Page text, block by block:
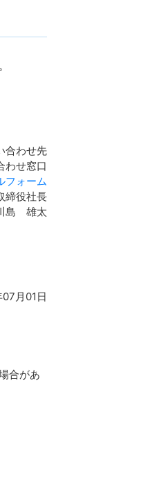
合わせ先
わせ窓口
フォーム
締役社長
島 雄太
月01日
合があ